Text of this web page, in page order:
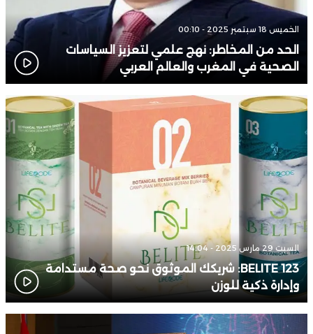
الخميس 18 سبتمبر 2025 - 00:10
الحد من المخاطر: نهج علمي لتعزيز السياسات
الصحية في المغرب والعالم العربي
السبت 29 مارس 2025 - 14:04
BELITE 123: شريكك الموثوق نحو صحة مستدامة
وإدارة ذكية للوزن